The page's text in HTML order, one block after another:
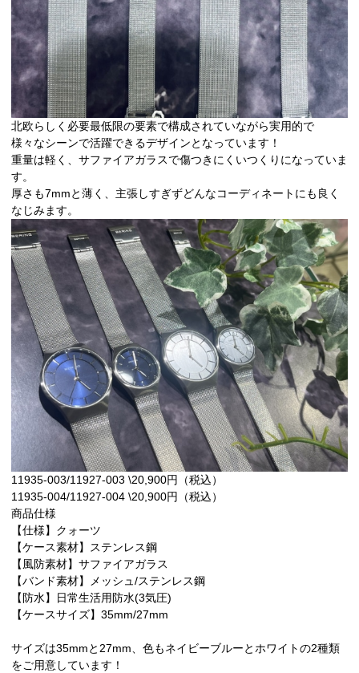
北欧らしく必要最低限の要素で構成されていながら実用的で
様々なシーンで活躍できるデザインとなっています！
重量は軽く、サファイアガラスで傷つきにくいつくりになっていま
す。
厚さも7mmと薄く、主張しすぎずどんなコーディネートにも良く
なじみます。
11935-003/11927-003 \20,900円（税込）
11935-004/11927-004 \20,900円（税込）
商品仕様
【仕様】クォーツ
【ケース素材】ステンレス鋼
【風防素材】サファイアガラス
【バンド素材】メッシュ/ステンレス鋼
【防水】日常生活用防水(3気圧)
【ケースサイズ】35mm/27mm
サイズは35mmと27mm、色もネイビーブルーとホワイトの2種類
をご用意しています！